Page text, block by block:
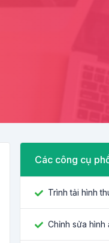
Các công cụ
Chỉnh sửa hình